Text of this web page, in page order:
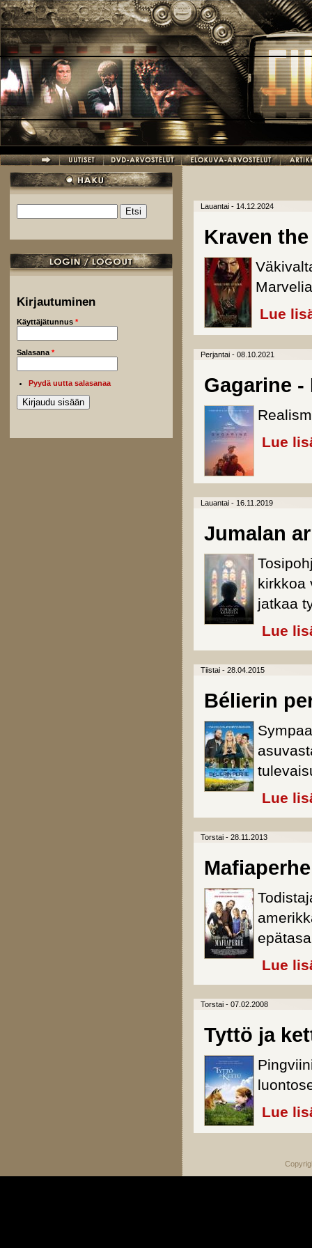
Hyppää pääsisältöön
Hakulomake
Kirjautuminen
Käyttäjätunnus *
Salasana *
Pyydä uutta salasanaa
Lauantai - 14.12.2024
Kraven
Lue
Perjantai - 08.10.2021
Gagarine
Lue
Lauantai - 16.11.2019
Jumalan
kirkkoa
jatkaa
Lue
Tiistai - 28.04.2015
Bélierin
Lue
Torstai - 28.11.2013
Mafiaperhe
Lue
Torstai - 07.02.2008
Tyttö ja
Lue